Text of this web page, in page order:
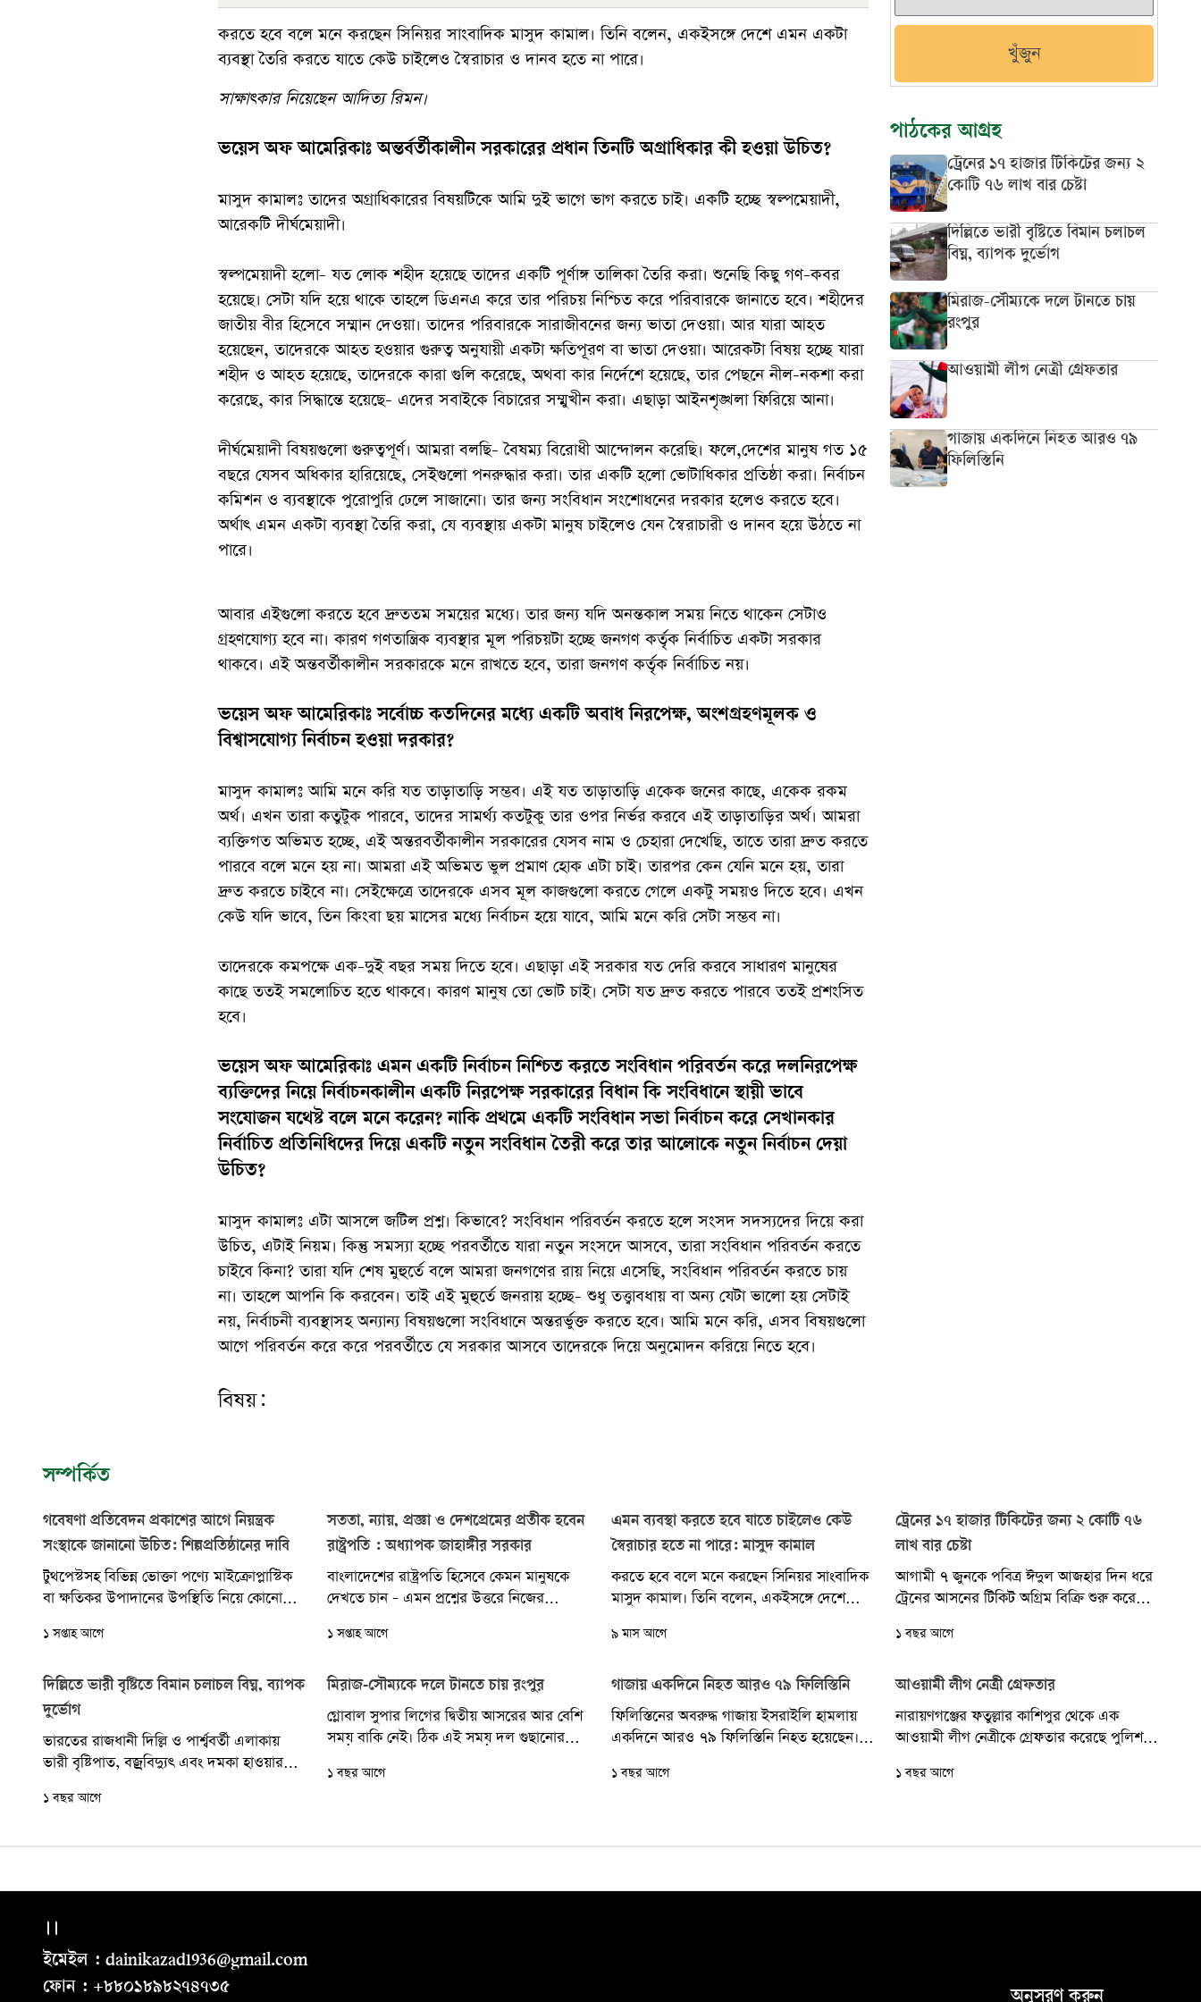
করতে হবে বলে মনে করছেন সিনিয়র সাংবাদিক মাসুদ কামাল। তিনি বলেন, একইসঙ্গে দেশে এমন একটা
ব্যবস্থা তৈরি করতে যাতে কেউ চাইলেও স্বৈরাচার ও দানব হতে না পারে।
সাক্ষাৎকার নিয়েছেন আদিত্য রিমন।
ভয়েস অফ আমেরিকাঃ অন্তর্বর্তীকালীন সরকারের প্রধান তিনটি অগ্রাধিকার কী হওয়া উচিত?
মাসুদ কামালঃ তাদের অগ্রাধিকারের বিষয়টিকে আমি দুই ভাগে ভাগ করতে চাই। একটি হচ্ছে স্বল্পমেয়াদী,
আরেকটি দীর্ঘমেয়াদী।
স্বল্পমেয়াদী হলো- যত লোক শহীদ হয়েছে তাদের একটি পূর্ণাঙ্গ তালিকা তৈরি করা। শুনেছি কিছু গণ-কবর
হয়েছে। সেটা যদি হয়ে থাকে তাহলে ডিএনএ করে তার পরিচয় নিশ্চিত করে পরিবারকে জানাতে হবে। শহীদের
জাতীয় বীর হিসেবে সম্মান দেওয়া। তাদের পরিবারকে সারাজীবনের জন্য ভাতা দেওয়া। আর যারা আহত
হয়েছেন, তাদেরকে আহত হওয়ার গুরুত্ব অনুযায়ী একটা ক্ষতিপূরণ বা ভাতা দেওয়া। আরেকটা বিষয় হচ্ছে যারা
শহীদ ও আহত হয়েছে, তাদেরকে কারা গুলি করেছে, অথবা কার নির্দেশে হয়েছে, তার পেছনে নীল-নকশা করা
করেছে, কার সিদ্ধান্তে হয়েছে- এদের সবাইকে বিচারের সম্মুখীন করা। এছাড়া আইনশৃঙ্খলা ফিরিয়ে আনা।
দীর্ঘমেয়াদী বিষয়গুলো গুরুত্বপূর্ণ। আমরা বলছি- বৈষম্য বিরোধী আন্দোলন করেছি। ফলে,দেশের মানুষ গত ১৫
বছরে যেসব অধিকার হারিয়েছে, সেইগুলো পনরুদ্ধার করা। তার একটি হলো ভোটাধিকার প্রতিষ্ঠা করা। নির্বাচন
কমিশন ও ব্যবস্থাকে পুরোপুরি ঢেলে সাজানো। তার জন্য সংবিধান সংশোধনের দরকার হলেও করতে হবে।
অর্থাৎ এমন একটা ব্যবস্থা তৈরি করা, যে ব্যবস্থায় একটা মানুষ চাইলেও যেন স্বৈরাচারী ও দানব হয়ে উঠতে না
পারে।
আবার এইগুলো করতে হবে দ্রুততম সময়ের মধ্যে। তার জন্য যদি অনন্তকাল সময় নিতে থাকেন সেটাও
গ্রহণযোগ্য হবে না। কারণ গণতান্ত্রিক ব্যবস্থার মূল পরিচয়টা হচ্ছে জনগণ কর্তৃক নির্বাচিত একটা সরকার
থাকবে। এই অন্তবর্তীকালীন সরকারকে মনে রাখতে হবে, তারা জনগণ কর্তৃক নির্বাচিত নয়।
ভয়েস অফ আমেরিকাঃ সর্বোচ্চ কতদিনের মধ্যে একটি অবাধ নিরপেক্ষ, অংশগ্রহণমূলক ও
বিশ্বাসযোগ্য নির্বাচন হওয়া দরকার?
মাসুদ কামালঃ আমি মনে করি যত তাড়াতাড়ি সম্ভব। এই যত তাড়াতাড়ি একেক জনের কাছে, একেক রকম
অর্থ। এখন তারা কতুটুক পারবে, তাদের সামর্থ্য কতটুকু তার ওপর নির্ভর করবে এই তাড়াতাড়ির অর্থ। আমরা
ব্যক্তিগত অভিমত হচ্ছে, এই অন্তরবর্তীকালীন সরকারের যেসব নাম ও চেহারা দেখেছি, তাতে তারা দ্রুত করতে
পারবে বলে মনে হয় না। আমরা এই অভিমত ভুল প্রমাণ হোক এটা চাই। তারপর কেন যেনি মনে হয়, তারা
দ্রুত করতে চাইবে না। সেইক্ষেত্রে তাদেরকে এসব মূল কাজগুলো করতে গেলে একটু সময়ও দিতে হবে। এখন
কেউ যদি ভাবে, তিন কিংবা ছয় মাসের মধ্যে নির্বাচন হয়ে যাবে, আমি মনে করি সেটা সম্ভব না।
তাদেরকে কমপক্ষে এক-দুই বছর সময় দিতে হবে। এছাড়া এই সরকার যত দেরি করবে সাধারণ মানুষের
কাছে ততই সমলোচিত হতে থাকবে। কারণ মানুষ তো ভোট চাই। সেটা যত দ্রুত করতে পারবে ততই প্রশংসিত
হবে।
ভয়েস অফ আমেরিকাঃ এমন একটি নির্বাচন নিশ্চিত করতে সংবিধান পরিবর্তন করে দলনিরপেক্ষ
ব্যক্তিদের নিয়ে নির্বাচনকালীন একটি নিরপেক্ষ সরকারের বিধান কি সংবিধানে স্থায়ী ভাবে
সংযোজন যথেষ্ট বলে মনে করেন? নাকি প্রথমে একটি সংবিধান সভা নির্বাচন করে সেখানকার
নির্বাচিত প্রতিনিধিদের দিয়ে একটি নতুন সংবিধান তৈরী করে তার আলোকে নতুন নির্বাচন দেয়া
উচিত?
মাসুদ কামালঃ এটা আসলে জটিল প্রশ্ন। কিভাবে? সংবিধান পরিবর্তন করতে হলে সংসদ সদস্যদের দিয়ে করা
উচিত, এটাই নিয়ম। কিন্তু সমস্যা হচ্ছে পরবর্তীতে যারা নতুন সংসদে আসবে, তারা সংবিধান পরিবর্তন করতে
চাইবে কিনা? তারা যদি শেষ মুহুর্তে বলে আমরা জনগণের রায় নিয়ে এসেছি, সংবিধান পরিবর্তন করতে চায়
না। তাহলে আপনি কি করবেন। তাই এই মুহুর্তে জনরায় হচ্ছে- শুধু তত্ত্বাবধায় বা অন্য যেটা ভালো হয় সেটাই
নয়, নির্বাচনী ব্যবস্থাসহ অন্যান্য বিষয়গুলো সংবিধানে অন্তরর্ভুক্ত করতে হবে। আমি মনে করি, এসব বিষয়গুলো
আগে পরিবর্তন করে করে পরবর্তীতে যে সরকার আসবে তাদেরকে দিয়ে অনুমোদন করিয়ে নিতে হবে।
বিষয়:
খুঁজুন
পাঠকের আগ্রহ
ট্রেনের ১৭ হাজার টিকিটের জন্য ২
কোটি ৭৬ লাখ বার চেষ্টা
দিল্লিতে ভারী বৃষ্টিতে বিমান চলাচল
বিঘ্ন, ব্যাপক দুর্ভোগ
মিরাজ-সৌম্যকে দলে টানতে চায়
রংপুর
আওয়ামী লীগ নেত্রী গ্রেফতার
গাজায় একদিনে নিহত আরও ৭৯
ফিলিস্তিনি
সম্পর্কিত
গবেষণা প্রতিবেদন প্রকাশের আগে নিয়ন্ত্রক
সংস্থাকে জানানো উচিত: শিল্পপ্রতিষ্ঠানের দাবি
টুথপেস্টসহ বিভিন্ন ভোক্তা পণ্যে মাইক্রোপ্লাস্টিক
বা ক্ষতিকর উপাদানের উপস্থিতি নিয়ে কোনো
আগে সংশ্লিষ্ট নিয়ন্ত্রক সংস্থাকে...
১ সপ্তাহ আগে
সততা, ন্যায়, প্রজ্ঞা ও দেশপ্রেমের প্রতীক হবেন
রাষ্ট্রপতি : অধ্যাপক জাহাঙ্গীর সরকার
বাংলাদেশের রাষ্ট্রপতি হিসেবে কেমন মানুষকে
দেখতে চান - এমন প্রশ্নের উত্তরে নিজের
ও প্রযুক্তি...
১ সপ্তাহ আগে
এমন ব্যবস্থা করতে হবে যাতে চাইলেও কেউ
স্বৈরাচার হতে না পারে: মাসুদ কামাল
করতে হবে বলে মনে করছেন সিনিয়র সাংবাদিক
মাসুদ কামাল। তিনি বলেন, একইসঙ্গে দেশে
৯ মাস আগে
ট্রেনের ১৭ হাজার টিকিটের জন্য ২ কোটি ৭৬
লাখ বার চেষ্টা
আগামী ৭ জুনকে পবিত্র ঈদুল আজহার দিন ধরে
ট্রেনের আসনের টিকিট অগ্রিম বিক্রি শুরু করেছে
১ বছর আগে
দিল্লিতে ভারী বৃষ্টিতে বিমান চলাচল বিঘ্ন, ব্যাপক
দুর্ভোগ
ভারতের রাজধানী দিল্লি ও পার্শ্ববর্তী এলাকায়
ভারী বৃষ্টিপাত, বজ্রবিদ্যুৎ এবং দমকা হাওয়ার
চলাচলে...
১ বছর আগে
মিরাজ-সৌম্যকে দলে টানতে চায় রংপুর
গ্লোবাল সুপার লিগের দ্বিতীয় আসরের আর বেশি
সময় বাকি নেই। ঠিক এই সময় দল গুছানোর
১ বছর আগে
গাজায় একদিনে নিহত আরও ৭৯ ফিলিস্তিনি
ফিলিস্তিনের অবরুদ্ধ গাজায় ইসরাইলি হামলায়
একদিনে আরও ৭৯ ফিলিস্তিনি নিহত হয়েছেন।
এই উপত্যকাটিতে...
১ বছর আগে
আওয়ামী লীগ নেত্রী গ্রেফতার
নারায়ণগঞ্জের ফতুল্লার কাশিপুর থেকে এক
আওয়ামী লীগ নেত্রীকে গ্রেফতার করেছে পুলিশ।
রাতে ফতুল্লার মুসলিম...
১ বছর আগে
।।
ইমেইল : dainikazad1936@gmail.com
ফোন : +৮৮০১৮৯৮২৭৪৭৩৫
অনুসরণ করুন